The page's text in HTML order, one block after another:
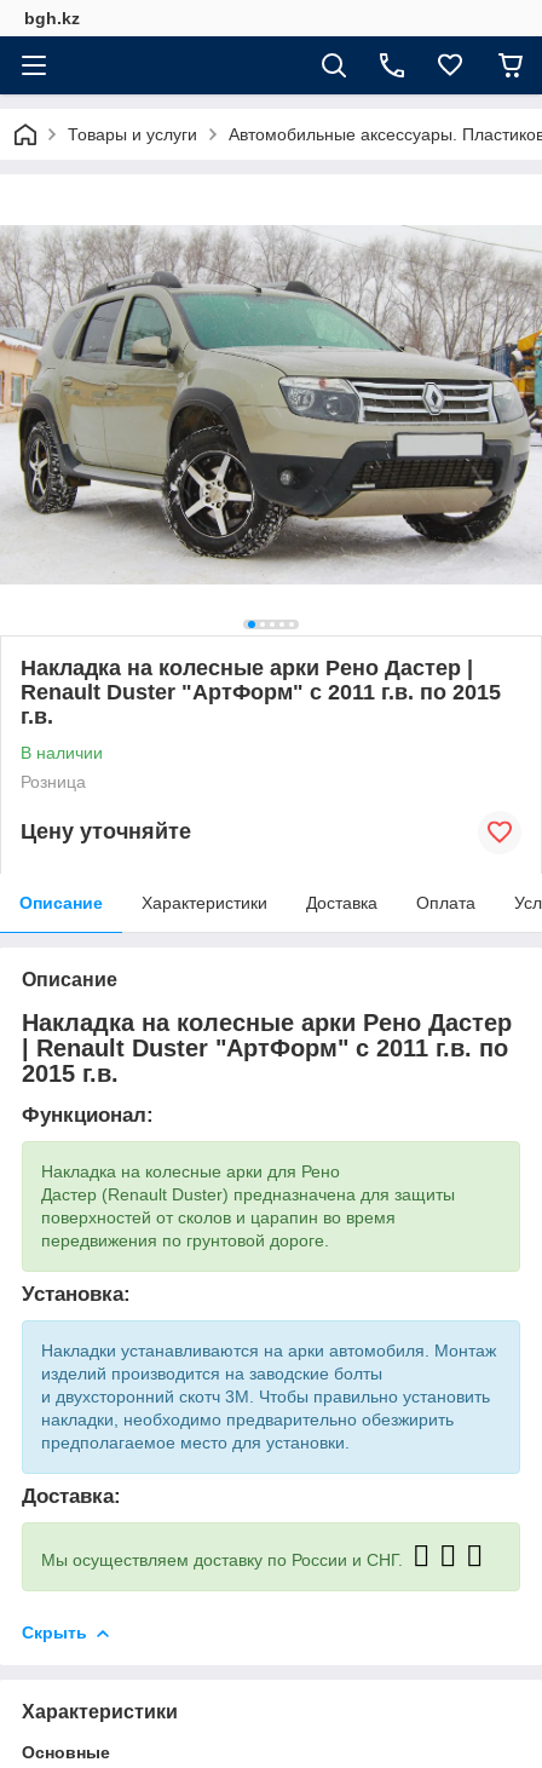
bgh.kz
Товары и услуги Автомобильные аксессуары.
Накладка на колесные арки Рено Дастер |
Renault Duster "АртФорм" с 2011 г.в. по 2015
г.в.
В наличии
Розница
Цену уточняйте
Описание Характеристики Доставка Оплата
Описание
Накладка на колесные арки Рено Дастер
| Renault Duster "АртФорм" с 2011 г.в. по
2015 г.в.
Функционал:
Накладка на колесные арки для Рено
Дастер (Renault Duster) предназначена для защиты
поверхностей от сколов и царапин во время
передвижения по грунтовой дороге.
Установка:
Накладки устанавливаются на арки автомобиля. Монтаж
изделий производится на заводские болты
и двухсторонний скотч 3М. Чтобы правильно установить
накладки, необходимо предварительно обезжирить
предполагаемое место для установки.
Доставка:
Мы осуществляем доставку по России и СНГ.
Скрыть
Характеристики
Основные